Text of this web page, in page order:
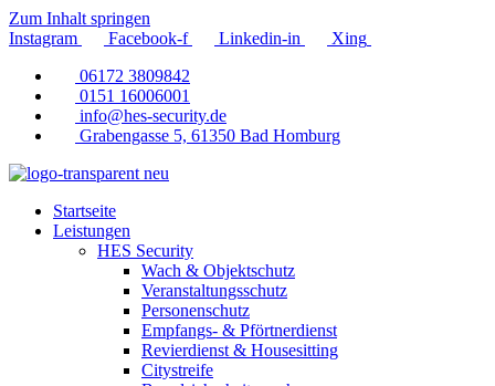
Zum Inhalt springen
Instagram
Facebook-f Linkedin-in
Xing
06172 3809842
0151 16006001
info@hes-security.de
Grabengasse 5, 61350 Bad Homburg
Startseite
Leistungen
HES Security
Wach & Objektschutz
Veranstaltungsschutz
Personenschutz
Empfangs- & Pförtnerdienst
Revierdienst & Housesitting
Citystreife